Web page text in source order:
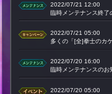
2022/07/21 12:00
臨時メンテナンス終了
2022/07/21 05:00
多くの「[全]拳士のカ
2022/07/20 16:00
臨時メンテナンスのお
2022/07/20 05:00